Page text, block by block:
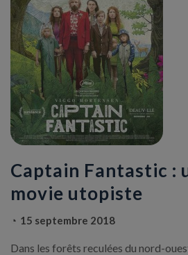
Captain Fantastic :
movie utopiste
15 septembre 2018
Dans les forêts reculées du nord-